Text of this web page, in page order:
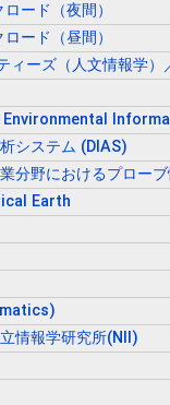
ード（夜間）
ード（昼間）
ィーズ（人文情報学
Environmental
システム (DIAS)
分野におけるプロー
Earth
情報学研究所(NII)